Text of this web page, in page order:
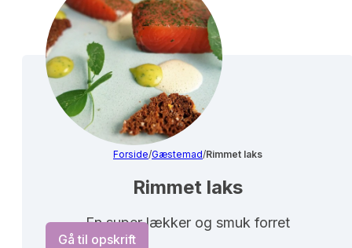
Forside/Gæstemad/Rimmet laks
Rimmet laks
En super lækker og smuk forret
Gå til opskrift